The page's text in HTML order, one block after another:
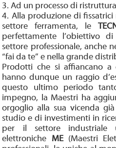
3. Ad un processo di
4. Alla produzione di
settore ferramenta, le
perfettamente l’obiettivo
settore professionale, anche
“fai da te” e nella grande
Prodotti che si affiancano
hanno dunque un raggio
questo ultimo periodo
impegno, la Maestri ha
orgoglio alla sua vicenda
studio e di investimenti in
per il settore industriale
elettroniche ME(Maestri